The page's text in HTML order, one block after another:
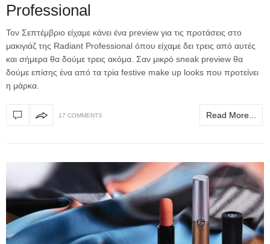
Professional
Τον Σεπτέμβριο είχαμε κάνει ένα preview για τις προτάσεις στο
μακιγιάζ της Radiant Professional όπου είχαμε δει τρεις από αυτές
και σήμερα θα δούμε τρεις ακόμα. Σαν μικρό sneak preview θα
δούμε επίσης ένα από τα τρία festive make up looks που προτείνει
η μάρκα.
17 COMMENTS Read More...